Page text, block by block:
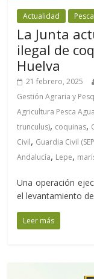
Actualidad Pesca
La Junta
ilegal de
Huelva
21 febrero, 2025
Gestión Agraria y
Agricultura Pesca
trunculus), coquinas,
Civil, Guardia Civil
Andalucía, Lepe,
Una operación
el levantamiento
Leer más